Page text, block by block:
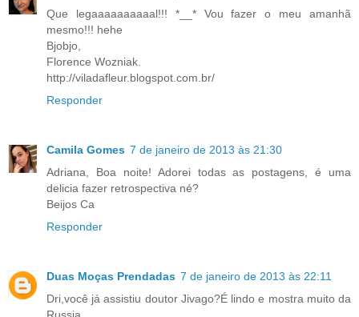
Que legaaaaaaaaaal!!! *__* Vou fazer o meu amanhã
mesmo!!! hehe
Bjobjo,
Florence Wozniak.
http://viladafleur.blogspot.com.br/
Responder
Camila Gomes 7 de janeiro de 2013 às 21:30
Adriana, Boa noite! Adorei todas as postagens, é uma
delicia fazer retrospectiva né?
Beijos Ca
Responder
Duas Moças Prendadas 7 de janeiro de 2013 às 22:11
Dri,você já assistiu doutor Jivago?É lindo e mostra muito da